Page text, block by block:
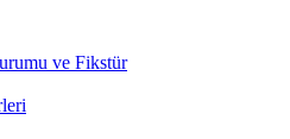
ve Fikstür